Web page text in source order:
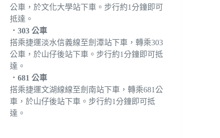
公車，於文化大學站下車。步行約1分鐘即可
抵達。
．303 公車
搭乘捷運淡水信義線至劍潭站下車，轉乘303
公車，於山仔後站下車。步行約1分鐘即可抵
達。
．681 公車
搭乘捷運文湖線線至劍南站下車，轉乘681公
車，於山仔後站下車。步行約1分鐘即可抵
達。